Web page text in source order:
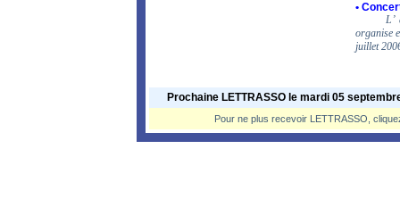
•
L’
organise
juillet
Prochaine LETTRASSO le mardi 05
Pour ne plus recevoir LETTRASSO,